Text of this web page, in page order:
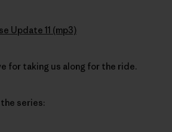
Update 11 (mp3)
for taking us along for the ride.
series: